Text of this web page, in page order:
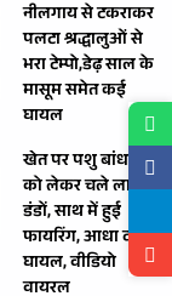
नीलगाय से टकराकर
पलटा श्रद्धालुओं से
भरा टेम्पो,डेढ़ साल के
मासूम समेत कई
घायल
खेत पर पशु बांधने
को लेकर चले लाठी-
डंडों, साथ में हुई
फायरिंग, आधा दर्जन
घायल, वीडियो
वायरल